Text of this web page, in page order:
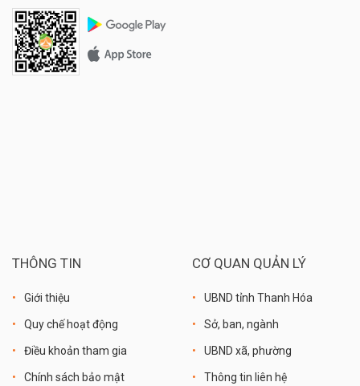
THÔNG TIN
Giới thiệu
Quy chế hoạt động
Điều khoản tham gia
Chính sách bảo mật
CƠ QUAN QUẢN LÝ
UBND tỉnh Thanh Hóa
Sở, ban, ngành
UBND xã, phường
Thông tin liên hệ